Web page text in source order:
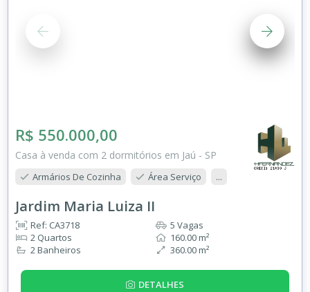
R$ 550.000,00
Casa à venda com 2 dormitórios em Jaú - SP
Armários De Cozinha Área Serviço ...
Jardim Maria Luiza II
Ref: CA3718
2 Quartos
2 Banheiros
5 Vagas
160.00 m²
360.00 m²
DETALHES